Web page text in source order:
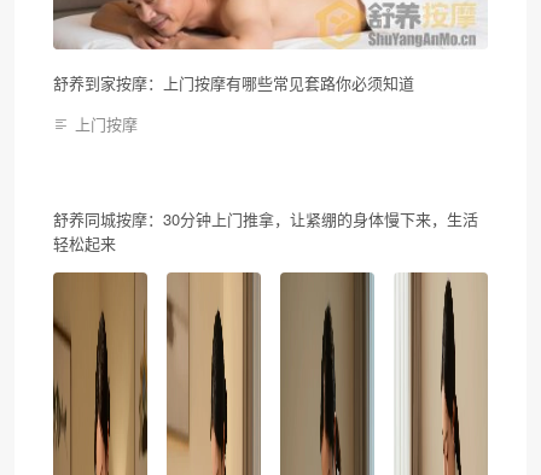
舒养到家按摩：上门按摩有哪些常见套路你必须知道
上门按摩
舒养同城按摩：30分钟上门推拿，让紧绷的身体慢下来，生活
轻松起来